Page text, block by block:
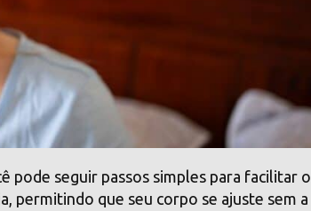
pode seguir passos simples para facilitar o
permitindo que seu corpo se ajuste sem a